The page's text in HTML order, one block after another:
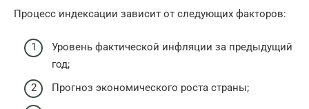
Процесс индексации зависит от следующих факторов:
Уровень фактической инфляции за предыдущий
год;
Прогноз экономического роста страны;